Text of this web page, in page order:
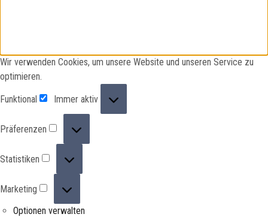
Wir verwenden Cookies, um unsere Website und unseren Service zu
optimieren.
Funktional
Immer aktiv
Präferenzen
Statistiken
Marketing
Optionen verwalten